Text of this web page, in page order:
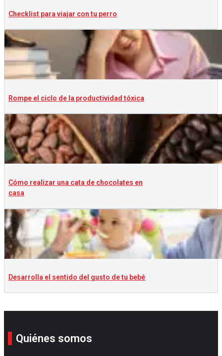
Checklist para viajar con tu perro
Rompe el ciclo de la productividad tóxica
Cómo realizar una cata de chocolates en
casa
Desarrolla el sentido del gusto de tu bebé
Quiénes somos